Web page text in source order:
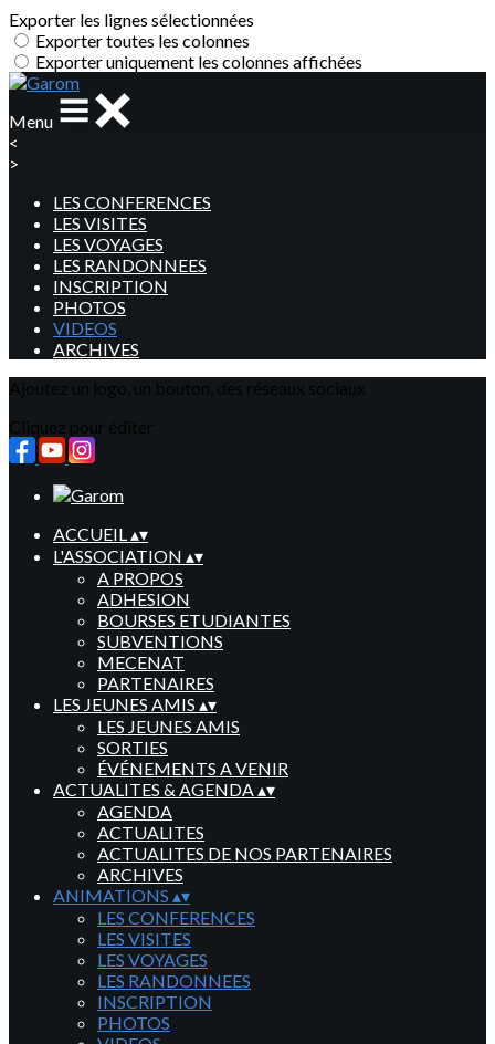
Exporter les lignes sélectionnées
Exporter toutes les colonnes
Exporter uniquement les colonnes affichées
Menu
<
>
LES CONFERENCES
LES VISITES
LES VOYAGES
LES RANDONNEES
INSCRIPTION
PHOTOS
VIDEOS
ARCHIVES
ACCUEIL▴▾
L'ASSOCIATION ▴▾
A PROPOS
ADHESION
BOURSES ETUDIANTES
SUBVENTIONS
MECENAT
PARTENAIRES
LES JEUNES AMIS ▴▾
LES JEUNES AMIS
SORTIES
ÉVÉNEMENTS A VENIR
ACTUALITES & AGENDA▴▾
AGENDA
ACTUALITES
ACTUALITES DE NOS PARTENAIRES
ARCHIVES
ANIMATIONS ▴▾
LES CONFERENCES
LES VISITES
LES VOYAGES
LES RANDONNEES
INSCRIPTION
PHOTOS